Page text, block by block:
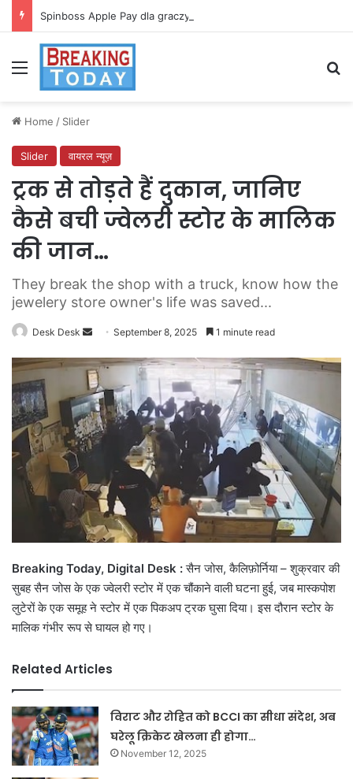
Spinboss Apple Pay dla graczy na iPhone
Menu
Home / Slider
Slider वायरल न्यूज़
ट्रक से तोड़ते हैं दुकान, जानिए
कैसे बची ज्वेलरी स्टोर के मालिक
की जान…
They break the shop with a truck, know how the
jewelery store owner's life was saved...
Desk Desk
Send
email
September 8, 2025 1 minute read
Breaking Today, Digital Desk :सैन जोस, कैलिफ़ोर्निया – शुक्रवार की
सुबह सैन जोस के एक ज्वेलरी स्टोर में एक चौंकाने वाली घटना हुई, जब मास्कपोश
लुटेरों के एक समूह ने स्टोर में एक पिकअप ट्रक घुसा दिया। इस दौरान स्टोर के
मालिक गंभीर रूप से घायल हो गए।
Related Articles
विराट और रोहित को BCCI का सीधा संदेश, अब
घरेलू क्रिकेट खेलना ही होगा…
November 12, 2025